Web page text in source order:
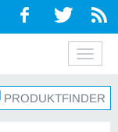
PRODUKTFINDER